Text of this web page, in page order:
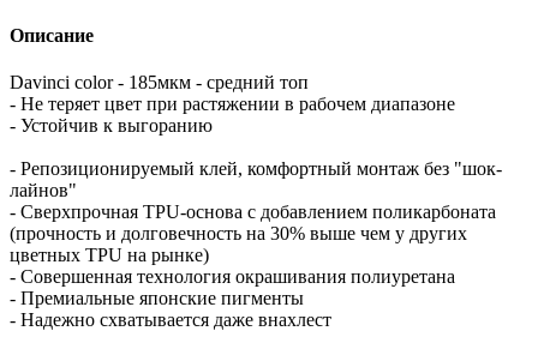
Описание
Davinci color - 185мкм - средний топ
- Не теряет цвет при растяжении в рабочем диапазоне
- Устойчив к выгоранию
- Репозиционируемый клей, комфортный монтаж без "шок-
лайнов"
- Сверхпрочная TPU-основа с добавлением поликарбоната
(прочность и долговечность на 30% выше чем у других
цветных TPU на рынке)
- Cовершенная технология окрашивания полиуретана
- Премиальные японские пигменты
- Надежно схватывается даже внахлест